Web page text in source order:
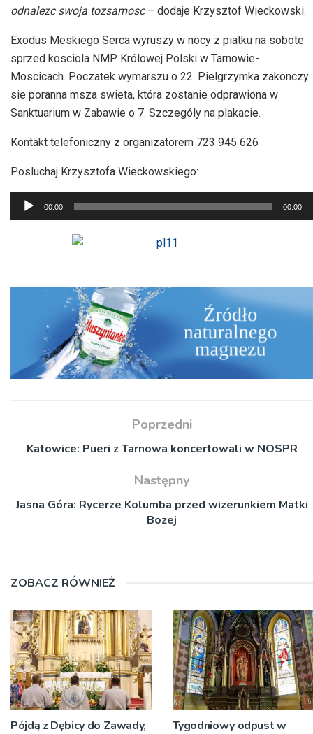
odnalezc swoja tozsamosc– dodaje Krzysztof Wieckowski.
Exodus Meskiego Serca wyruszy w nocy z piatku na sobote
sprzed kosciola NMP Królowej Polski w Tarnowie-
Moscicach. Poczatek wymarszu o 22. Pielgrzymka zakonczy
sie poranna msza swieta, która zostanie odprawiona w
Sanktuarium w Zabawie o 7. Szczególy na plakacie.
Kontakt telefoniczny z organizatorem 723 945 626
Posluchaj Krzysztofa Wieckowskiego:
Odtwarzacz
plików
dźwiękowych
00:00 00:00
Poprzedni
Katowice: Pueri z Tarnowa koncertowali w NOSPR
Następny
Jasna Góra: Rycerze Kolumba przed wizerunkiem Matki
Bozej
ZOBACZ RÓWNIEŻ
Pójdą z Dębicy do Zawady, Tygodniowy odpust w